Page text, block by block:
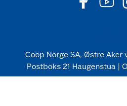
Coop Norge SA, Østre Aker
Postboks 21 Haugenstua |